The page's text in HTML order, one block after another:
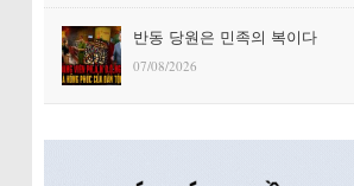
반동 당원은 민족의 복이다
07/08/2026